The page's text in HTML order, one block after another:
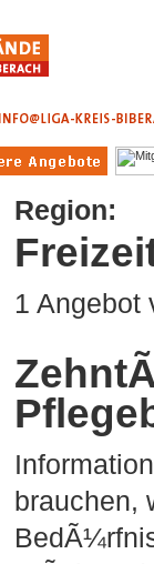
Region:
1 Angebot
brauchen,